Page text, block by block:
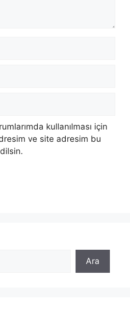
kullanılması için
ve site adresim bu
Ara